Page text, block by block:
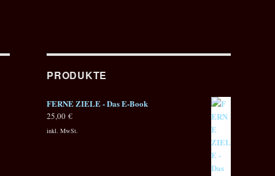
PRODUKTE
FERNE ZIELE - Das E-Book
25,00 €
inkl. MwSt.